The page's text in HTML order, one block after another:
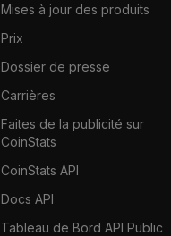
Mises à jour des produits
Prix
Dossier de presse
Carrières
Faites de la publicité sur
CoinStats
CoinStats API
Docs API
Tableau de Bord API Public